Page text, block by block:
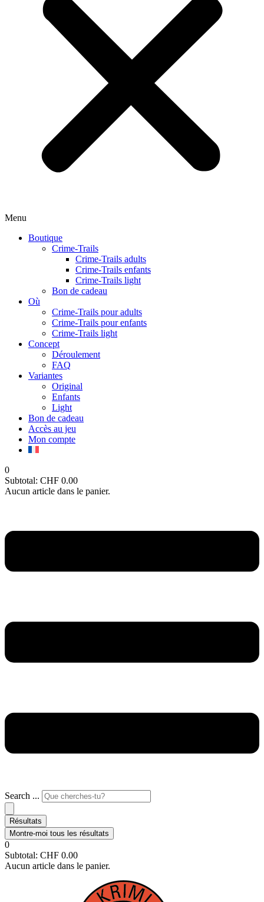
Menu
Boutique
Crime-Trails
Crime-Trails adults
Crime-Trails enfants
Crime-Trails light
Bon de cadeau
Où
Crime-Trails pour adults
Crime-Trails pour enfants
Crime-Trails light
Concept
Déroulement
FAQ
Variantes
Original
Enfants
Light
Bon de cadeau
Accès au jeu
Mon compte
0
Subtotal: CHF 0.00
Aucun article dans le panier.
Search ...
Résultats
Montre-moi tous les résultats
0
Subtotal: CHF 0.00
Aucun article dans le panier.